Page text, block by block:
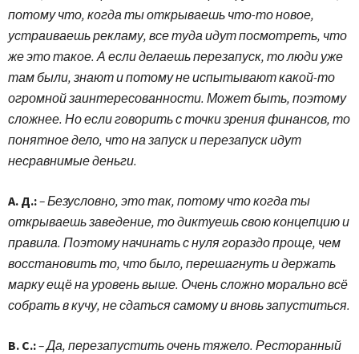
потому что, когда ты открываешь что-то новое,
устраиваешь рекламу, все туда идут посмотреть, что
же это такое. А если делаешь перезапуск, то люди уже
там были, знают и потому не испытывают какой-то
огромной заинтересованности. Может быть, поэтому
сложнее. Но если говорить с точки зрения финансов, то
понятное дело, что на запуск и перезапуск идут
несравнимые деньги.
А. Д.:– Безусловно, это так, потому что когда ты
открываешь заведение, то диктуешь свою концепцию и
правила. Поэтому начинать с нуля гораздо проще, чем
восстановить то, что было, перешагнуть и держать
марку ещё на уровень выше. Очень сложно морально всё
собрать в кучу, не сдаться самому и вновь запуститься.
В. С.:– Да, перезапустить очень тяжело. Ресторанный